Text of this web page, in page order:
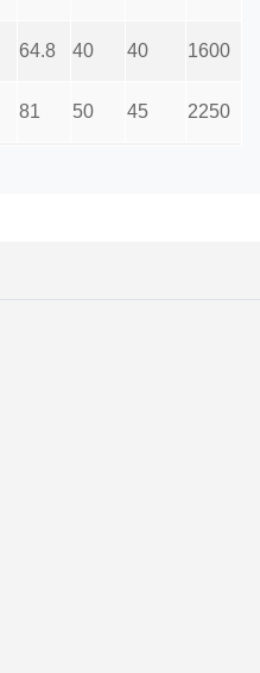
64.8 40 40 1600
81 50 45 2250